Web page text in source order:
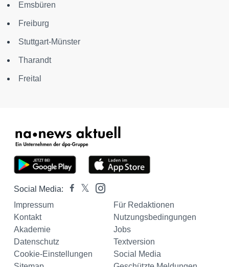
Emsbüren
Freiburg
Stuttgart-Münster
Tharandt
Freital
Social Media:
Impressum
Für Redaktionen
Kontakt
Nutzungsbedingungen
Akademie
Jobs
Datenschutz
Textversion
Cookie-Einstellungen
Social Media